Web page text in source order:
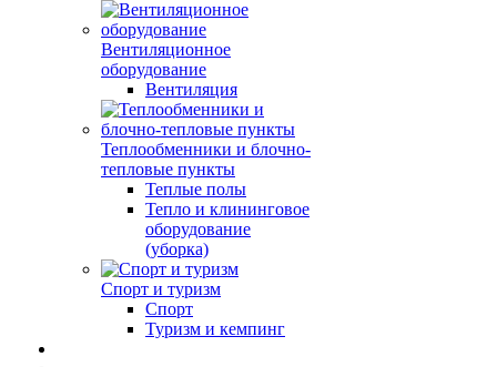
Вентиляционное
оборудование
Вентиляция
Теплообменники и блочно-
тепловые пункты
Теплые полы
Тепло и клининговое
оборудование
(уборка)
Спорт и туризм
Спорт
Туризм и кемпинг